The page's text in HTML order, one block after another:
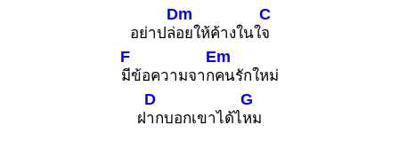
อย่าปล่
Dm
อยให้ค้างในใ
C
จ
F
มีข้อความจาก
Em
คนรักใหม่
ฝ
D
ากบอกเขาได้ไ
G
หม